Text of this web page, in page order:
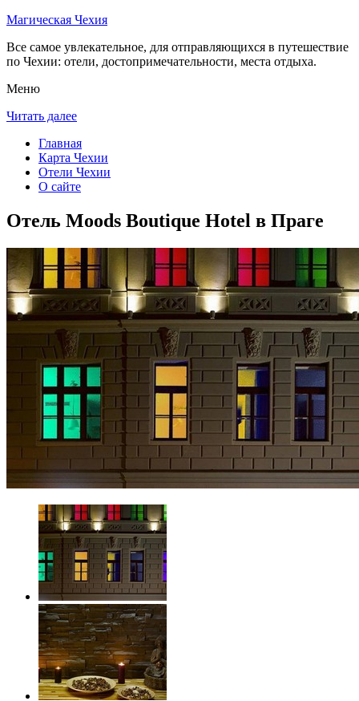
Магическая Чехия
Все самое увлекательное, для отправляющихся в путешествие
по Чехии: отели, достопримечательности, места отдыха.
Меню
Читать далее
Главная
Карта Чехии
Отели Чехии
О сайте
Отель Moods Boutique Hotel в Праге